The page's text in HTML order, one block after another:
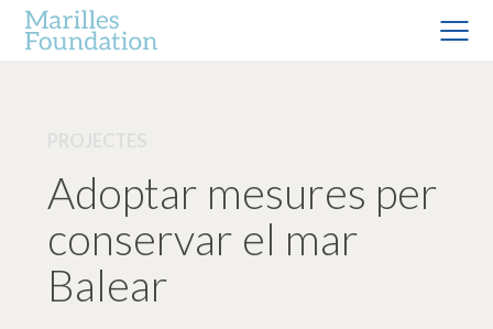
Adoptar mesures per
conservar el mar
Balear